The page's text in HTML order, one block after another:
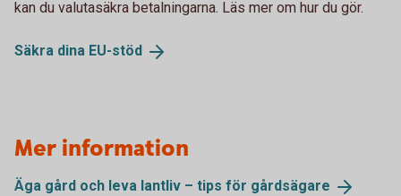
kan du valutasäkra betalningarna. Läs mer om hur du gör.
Säkra dina EU-stöd
Mer information
Äga gård och leva lantliv – tips för gårdsägare